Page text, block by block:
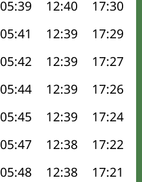
05:39 12:40 17:30
05:41 12:39 17:29
05:42 12:39 17:27
05:44 12:39 17:26
05:45 12:39 17:24
05:47 12:38 17:22
05:48 12:38 17:21